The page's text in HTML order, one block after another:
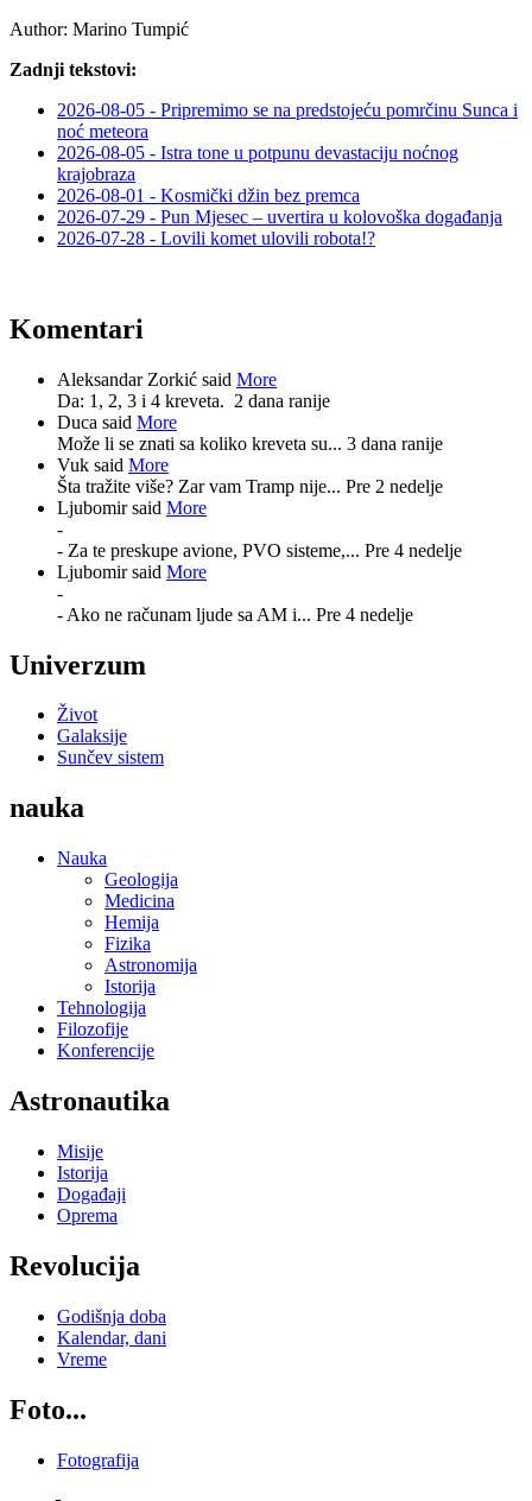
Author: Marino Tumpić
Zadnji tekstovi:
2026-08-05 - Pripremimo se na predstojeću pomrčinu Sunca i
noć meteora
2026-08-05 - Istra tone u potpunu devastaciju noćnog
krajobraza
2026-08-01 - Kosmički džin bez premca
2026-07-29 - Pun Mjesec – uvertira u kolovoška događanja
2026-07-28 - Lovili komet ulovili robota!?
Komentari
Aleksandar Zorkić said More
Da: 1, 2, 3 i 4 kreveta. 2 dana ranije
Duca said More
Može li se znati sa koliko kreveta su... 3 dana ranije
Vuk said More
Šta tražite više? Zar vam Tramp nije... Pre 2 nedelje
Ljubomir said More
-
- Za te preskupe avione, PVO sisteme,... Pre 4 nedelje
Ljubomir said More
-
- Ako ne računam ljude sa AM i... Pre 4 nedelje
Univerzum
Život
Galaksije
Sunčev sistem
nauka
Nauka
Geologija
Medicina
Hemija
Fizika
Astronomija
Istorija
Tehnologija
Filozofije
Konferencije
Astronautika
Misije
Istorija
Događaji
Oprema
Revolucija
Godišnja doba
Kalendar, dani
Vreme
Foto...
Fotografija